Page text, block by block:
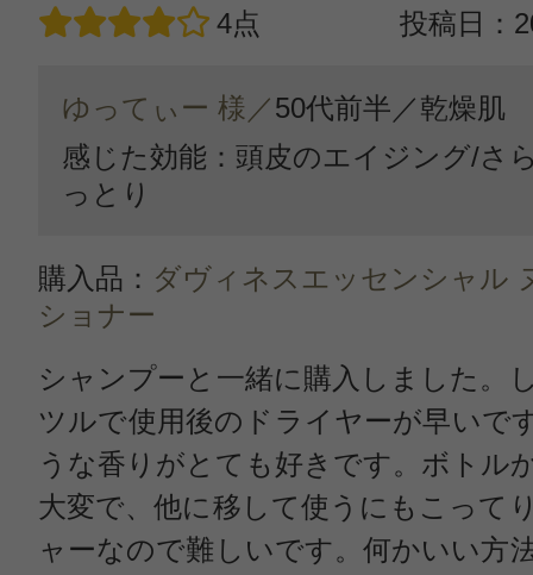
4点 投稿日：
ゆってぃー 様／50代前半／乾燥肌
感じた効能：頭皮のエイジング/さ
っとり
購入品： ダヴィネスエッセンシャル
ショナー
シャンプーと一緒に購入しました。
ツルで使用後のドライヤーが早いで
うな香りがとても好きです。ボトル
大変で、他に移して使うにもこって
ャーなので難しいです。何かいい方